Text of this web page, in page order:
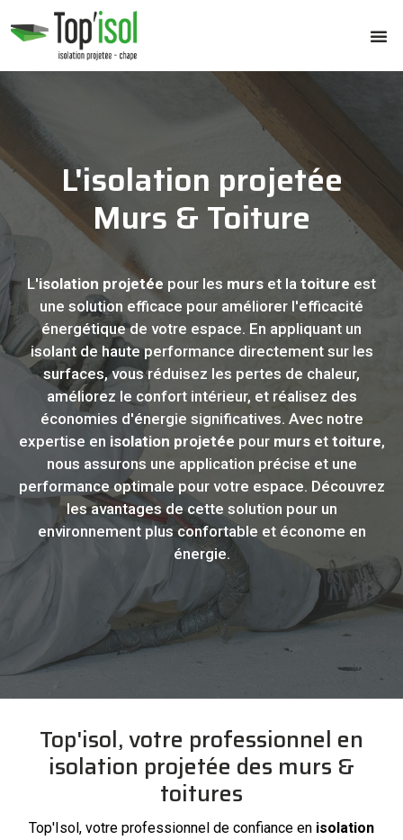
L'isolation projetée
Murs & Toiture
L'isolation projetée pour les murs et la toiture est
une solution efficace pour améliorer l'efficacité
énergétique de votre espace. En appliquant un
isolant de haute performance directement sur les
surfaces, vous réduisez les pertes de chaleur,
améliorez le confort intérieur, et réalisez des
économies d'énergie significatives. Avec notre
expertise en isolation projetée pour murset toiture,
nous assurons une application précise et une
performance optimale pour votre espace. Découvrez
les avantages de cette solution pour un
environnement plus confortable et économe en
énergie.
Top'isol, votre professionnel en
isolation projetée des murs &
toitures
Top'Isol, votre professionnel de confiance en isolation